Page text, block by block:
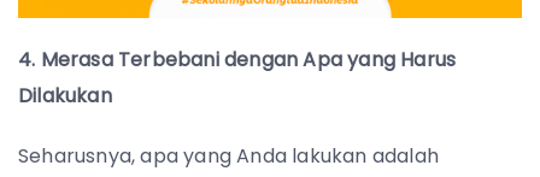
4. Merasa Terbebani dengan Apa yang Harus
Dilakukan
Seharusnya, apa yang Anda lakukan adalah